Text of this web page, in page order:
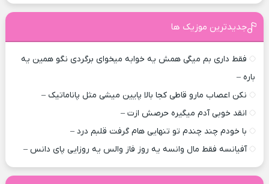
جدیدترین موزیک ها
فقط داری بم میگی همش یه خوابه میخوای برگردی نگو همین یه
باره –
نکن اعصاب مارو قاطی کجا بالا پایین میشی مثل پاناماتیک –
انقد خوبی آدم میگیره حرصش ازت –
با خودم چند چندم تو تنهایی هام گرفت قلبم درد –
آفیانسه فقط مال وانسه یه روز فاز والس یه روزایی پای دانس –